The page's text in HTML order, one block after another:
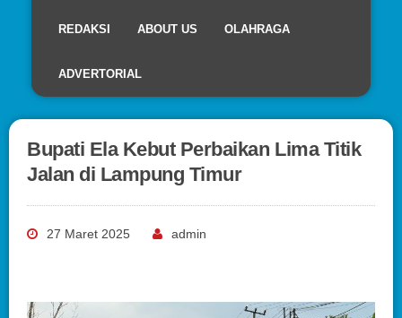
REDAKSI ABOUT US OLAHRAGA
ADVERTORIAL
Bupati Ela Kebut Perbaikan Lima Titik
Jalan di Lampung Timur
27 Maret 2025 admin